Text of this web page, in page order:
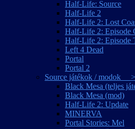
Half-Life: Source
Half-Life 2
Half-Life 2: Lost
Half-Life 2: Episode
Half-Life 2: Episode
Left 4 Dead
Portal
Portal 2
Source játékok / modok >
Black Mesa (teljes
Black Mesa (mod)
Half-Life 2: Update
MINERVA
Portal Stories: Mel